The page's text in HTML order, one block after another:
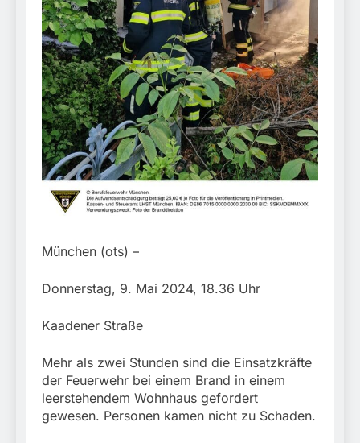
Beinahekollision an
Bahnübergang in Aubing
/ Bundespolizei ermittelt
wegen gefährlichen
Eingriffs in den
Bahnverkehr
5. August 2026
München (ots) –
Donnerstag, 9. Mai 2024, 18.36 Uhr
Kaadener Straße
Mehr als zwei Stunden sind die Einsatzkräfte
der Feuerwehr bei einem Brand in einem
leerstehendem Wohnhaus gefordert
gewesen. Personen kamen nicht zu Schaden.